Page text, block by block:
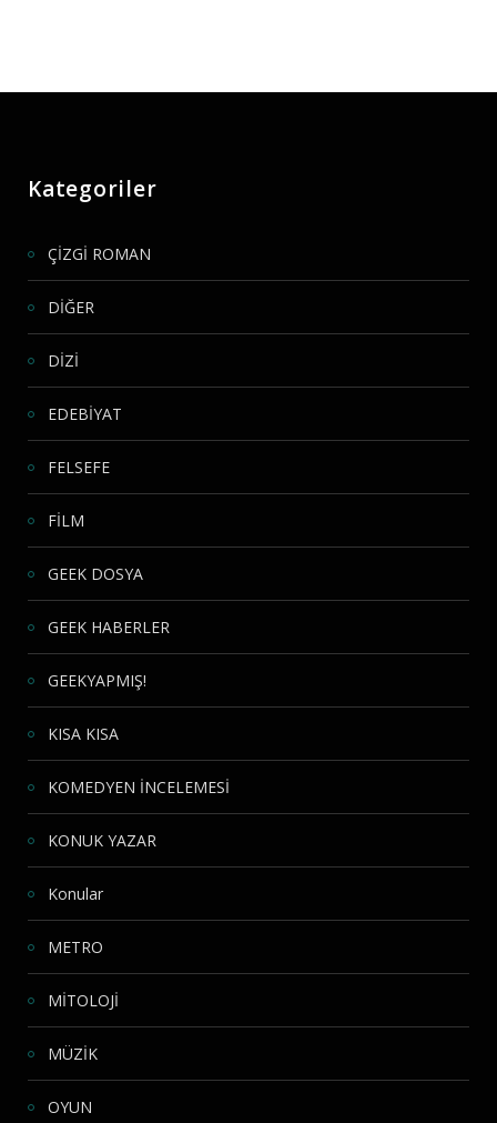
Kategoriler
ÇİZGİ ROMAN
DİĞER
DİZİ
EDEBİYAT
FELSEFE
FİLM
GEEK DOSYA
GEEK HABERLER
GEEKYAPMIŞ!
KISA KISA
KOMEDYEN İNCELEMESİ
KONUK YAZAR
Konular
METRO
MİTOLOJİ
MÜZİK
OYUN